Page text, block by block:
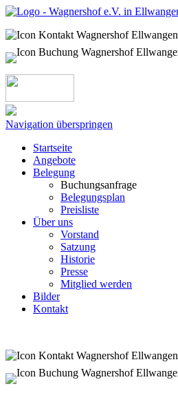
Navigation überspringen
Startseite
Angebote
Belegung
Buchungsanfrage
Belegungsplan
Preisliste
Über uns
Vorstand
Satzung
Historie
Presse
Mitglied werden
Bilder
Kontakt